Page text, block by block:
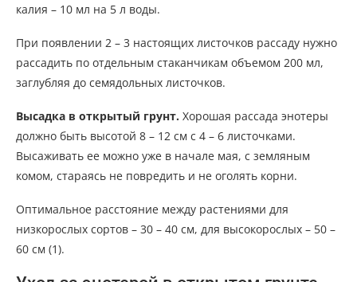
калия – 10 мл на 5 л воды.
При появлении 2 – 3 настоящих листочков рассаду нужно
рассадить по отдельным стаканчикам объемом 200 мл,
заглубляя до семядольных листочков.
Высадка в открытый грунт. Хорошая рассада энотеры
должно быть высотой 8 – 12 см с 4 – 6 листочками.
Высаживать ее можно уже в начале мая, с земляным
комом, стараясь не повредить и не оголять корни.
Оптимальное расстояние между растениями для
низкорослых сортов – 30 – 40 см, для высокорослых – 50 –
60 см (1).